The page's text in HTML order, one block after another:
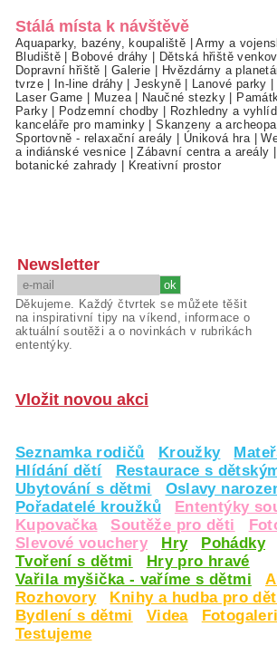
Stálá místa k návštěvě
Aquaparky, bazény, koupaliště |Army a
Bludiště
Bobové dráhy Dětská hřiště
Dopravní hřiště
Galerie Hvězdárny a
tvrze| In-line dráhy |Jeskyně| Lanové parky
Laser Game
Muzea| Naučné stezky
Parky| Podzemní chodby Rozhledny a
kanceláře pro maminky |Skanzeny a
Sportovně - relaxační areály
Úniková hra |
a indiánské vesnice |Zábavní centra a areály
botanické zahrady
Kreativní prostor
Newsletter
Děkujeme. Každý čtvrtek se můžete těšit
na inspirativní tipy na víkend, informace o
aktuální soutěži a o novinkách v rubrikách
ententýky.
Vložit novou akci
Seznamka rodičů Kroužky
Hlídání dětí
Restaurace s
Ubytování s dětmi
Oslavy
Pořadatelé kroužků
Ententýky
Kupovačka
Soutěže pro děti
Slevové vouchery
Hry
Pohádky
Tvoření s dětmi
Hry pro hravé
Vařila myšička - vaříme s dětmi
Rozhovory
Knihy a hudba pro
Bydlení s dětmi
Videa
Testujeme